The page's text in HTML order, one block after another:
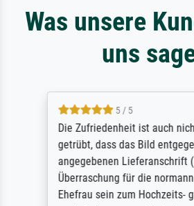
Was unsere
uns
5 / 5
Die Zufriedenheit ist auch
getrübt, dass das Bild
angegebenen Lieferanschrift
Überraschung für die
Ehefrau sein zum Hochzeits-